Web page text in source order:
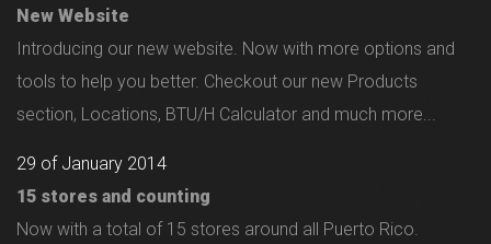
New Website
Introducing our new website. Now with more options and
tools to help you better. Checkout our new Products
section, Locations, BTU/H Calculator and much more...
29 of January 2014
15 stores and counting
Now with a total of 15 stores around all Puerto Rico.